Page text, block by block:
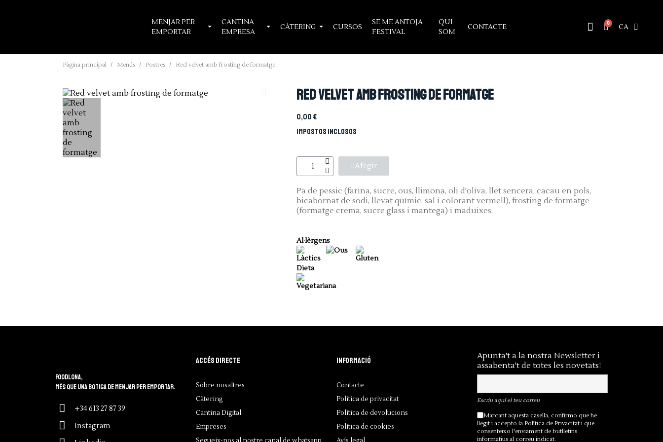
MENJAR PER
EMPORTAR
CANTINA
EMPRESA
CÀTERING CURSOS
SE ME ANTOJA
FESTIVAL
QUI
SOM
CONTACTE CA
Pàgina principal Menús Postres Red velvet amb frosting de formatge
Red velvet amb frosting de formatge
0,00 €
Impostos inclosos
Afegir
Pa de pessic (farina, sucre, ous, llimona, oli d'oliva, llet sencera, cacau en pols,
bicabornat de sodi, llevat químic, sal i colorant vermell), frosting de formatge
(formatge crema, sucre glass i mantega) i maduixes.
Al·lèrgens
Dieta
Foodlona,
més que una botiga de menjar per emportar.
+34 613 27 87 39
Instagram
Accés directe
Sobre nosaltres
Càtering
Cantina Digital
Empreses
Informació
Contacte
Política de privacitat
Política de devolucions
Política de cookies
Apunta't a la nostra Newsletter i
assabenta't de totes les novetats!
Escriu aquí el teu correu
Marcant aquesta casella, confirmo que he
llegit i accepto la Política de Privacitat i que
consenteixo l'enviament de butlletins
informatius al correu indicat.